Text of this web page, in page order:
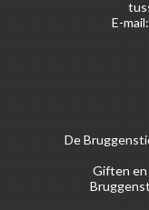
E-mail:
De
Giften en